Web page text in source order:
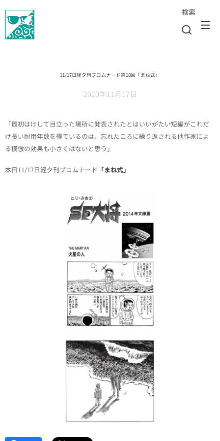
検索
11/17日経夕刊プロムナード第18回「まね式」
2020年11月17日
「最初はけして目立った場所に発表されたとはいいがたい短編がこれだ
け長い耐用年数を得ているのは、忘れたころに繰り返される他作家によ
る模倣の効果も小さくはないと思う」
本日11/17日経夕刊プロムナード 「まね式」